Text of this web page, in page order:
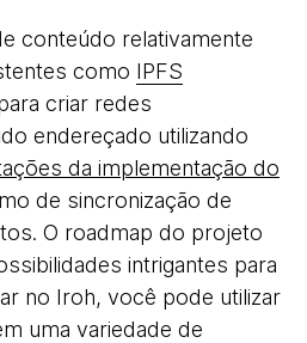
conteúdo relativamente
como IPFS
criar redes
endereçado utilizando
da implementação do
de sincronização de
O roadmap do projeto
intrigantes para
no Iroh, você pode utilizar
uma variedade de